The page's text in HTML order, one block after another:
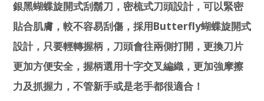
銀黑蝴蝶旋開式刮鬍刀，密梳式刀頭設計，可以緊密
貼合肌膚，較不容易刮傷，採用 Butterfly蝴蝶旋開式
設計，只要輕轉握柄，刀頭會往兩側打開，更換刀片
更加方便安全，握柄選用十字交叉編織，更加強摩擦
力及抓握力，不管新手或是老手都很適合！